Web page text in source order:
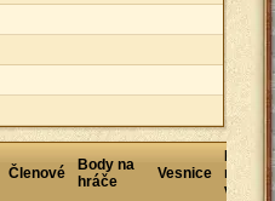
Členové
Body na
hráče
Vesnice
Body
na
vesnici